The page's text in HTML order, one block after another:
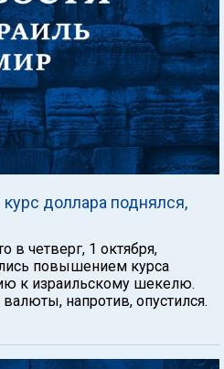
доллара поднялся,
в четверг, 1 октября,
повышением курса
к израильскому шекелю.
напротив, опустился.